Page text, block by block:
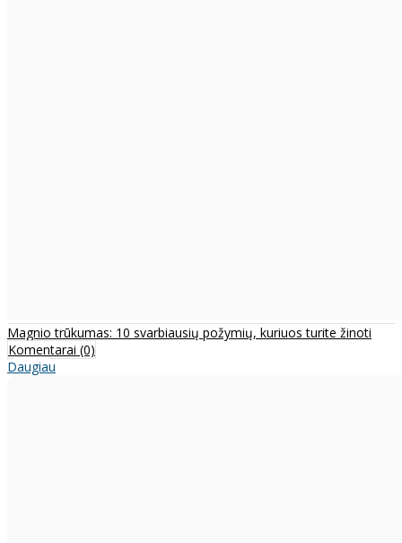
Magnio trūkumas: 10 svarbiausių požymių, kuriuos turite žinoti
Komentarai (0)
Daugiau